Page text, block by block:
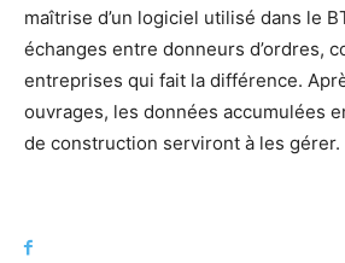
maîtrise d’un logiciel utilisé dans le
échanges entre donneurs d’ordres,
entreprises qui fait la différence.
ouvrages, les données accumulées
de construction serviront à les gérer.